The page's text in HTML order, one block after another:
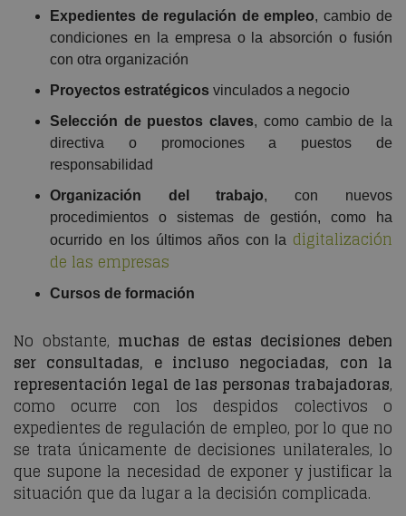
Expedientes de regulación de empleo, cambio de
condiciones en la empresa o la absorción o fusión
con otra organización
Proyectos estratégicos vinculados a negocio
Selección de puestos claves, como cambio de la
directiva o promociones a puestos de
responsabilidad
Organización del trabajo, con nuevos
procedimientos o sistemas de gestión, como ha
ocurrido en los últimos años con la digitalización
de las empresas
Cursos de formación
No obstante, muchas de estas decisiones deben
ser consultadas, e incluso negociadas, con la
representación legal de las personas trabajadoras,
como ocurre con los despidos colectivos o
expedientes de regulación de empleo, por lo que no
se trata únicamente de decisiones unilaterales, lo
que supone la necesidad de exponer y justificar la
situación que da lugar a la decisión complicada.